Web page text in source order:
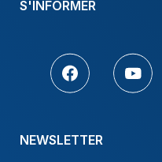
S'INFORMER
NEWSLETTER